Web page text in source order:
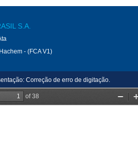
S.A.
- (FCA V1)
Correção de erro de digitação.